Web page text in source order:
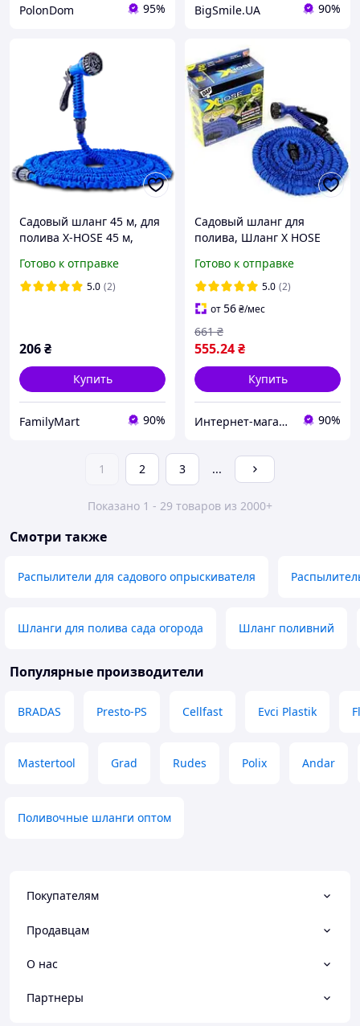
PolonDom 95% BigSmile.UA 90%
Садовый шланг 45 м, для
полива X-HOSE 45 м,
растягивающий чудо-
шланг Стрейч Хоз,
Готово к отправке
5.0 (2)
206₴
Купить
FamilyMart 90%
Садовый шланг для
полива, Шланг X HOSE
шланг для воды,
Поливочный шланг для
дома и дачи
Готово к отправке
5.0 (2)
от56₴/мес
555.24₴
661 ₴
Купить
Интернет-магазин "Grandmarket24" 90%
1 2 3 ...
Показано 1 - 29 товаров из 2000+
Смотри также
Распылители для садового опрыскивателя
Шланги для полива сада огорода Шланг поливний
Популярные производители
BRADAS Presto-PS Cellfast Evci Plastik
Mastertool Grad Rudes Polix Andar
Поливочные шланги оптом
Покупателям
Продавцам
О нас
Партнеры